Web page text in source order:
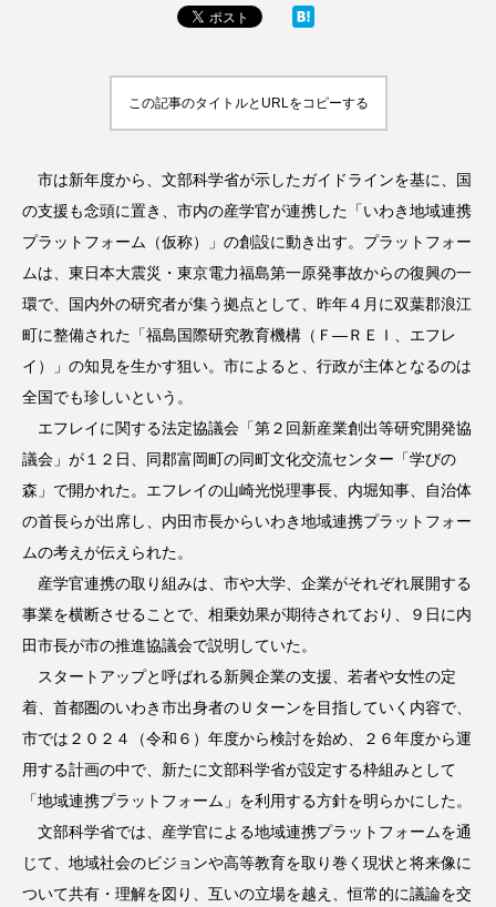
この記事のタイトルとURLをコピーする
市は新年度から、文部科学省が示したガイドラインを基に、国
の支援も念頭に置き、市内の産学官が連携した「いわき地域連携
プラットフォーム（仮称）」の創設に動き出す。プラットフォー
ムは、東日本大震災・東京電力福島第一原発事故からの復興の一
環で、国内外の研究者が集う拠点として、昨年４月に双葉郡浪江
町に整備された「福島国際研究教育機構（Ｆ―ＲＥＩ、エフレ
イ）」の知見を生かす狙い。市によると、行政が主体となるのは
全国でも珍しいという。
エフレイに関する法定協議会「第２回新産業創出等研究開発協
議会」が１２日、同郡富岡町の同町文化交流センター「学びの
森」で開かれた。エフレイの山崎光悦理事長、内堀知事、自治体
の首長らが出席し、内田市長からいわき地域連携プラットフォー
ムの考えが伝えられた。
産学官連携の取り組みは、市や大学、企業がそれぞれ展開する
事業を横断させることで、相乗効果が期待されており、９日に内
田市長が市の推進協議会で説明していた。
スタートアップと呼ばれる新興企業の支援、若者や女性の定
着、首都圏のいわき市出身者のＵターンを目指していく内容で、
市では２０２４（令和６）年度から検討を始め、２６年度から運
用する計画の中で、新たに文部科学省が設定する枠組みとして
「地域連携プラットフォーム」を利用する方針を明らかにした。
文部科学省では、産学官による地域連携プラットフォームを通
じて、地域社会のビジョンや高等教育を取り巻く現状と将来像に
ついて共有・理解を図り、互いの立場を越え、恒常的に議論を交